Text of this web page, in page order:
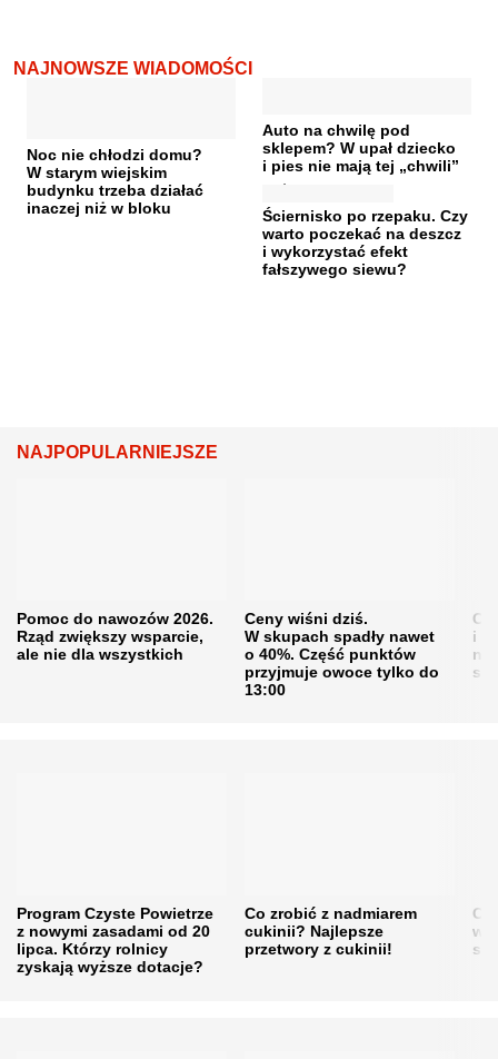
NAJNOWSZE WIADOMOŚCI
Noc nie chłodzi domu?
W starym wiejskim
budynku trzeba działać
inaczej niż w bloku
Auto na chwilę pod
sklepem? W upał dziecko
i pies nie mają tej „chwili”
Ściernisko po rzepaku. Czy
warto poczekać na deszcz
i wykorzystać efekt
fałszywego siewu?
NAJPOPULARNIEJSZE
Pomoc do nawozów 2026.
Rząd zwiększy wsparcie,
ale nie dla wszystkich
Ceny wiśni dziś.
W skupach spadły nawet
o 40%. Część punktów
przyjmuje owoce tylko do
13:00
i
Program Czyste Powietrze
z nowymi zasadami od 20
lipca. Którzy rolnicy
zyskają wyższe dotacje?
Co zrobić z nadmiarem
cukinii? Najlepsze
przetwory z cukinii!
w